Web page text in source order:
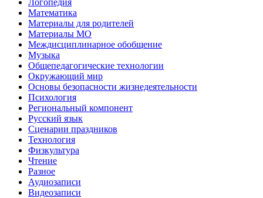
Математика
Материалы для родителей
Материалы МО
Междисциплинарное обобщение
Музыка
Общепедагогические технологии
Окружающий мир
Основы безопасности жизнедеятельности
Психология
Региональный компонент
Русский язык
Сценарии праздников
Технология
Физкультура
Чтение
Разное
Аудиозаписи
Видеозаписи